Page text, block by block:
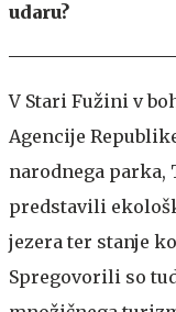
udaru?
V Stari Fužini v
Agencije
narodnega
predstavili
jezera ter stanje
Spregovorili so